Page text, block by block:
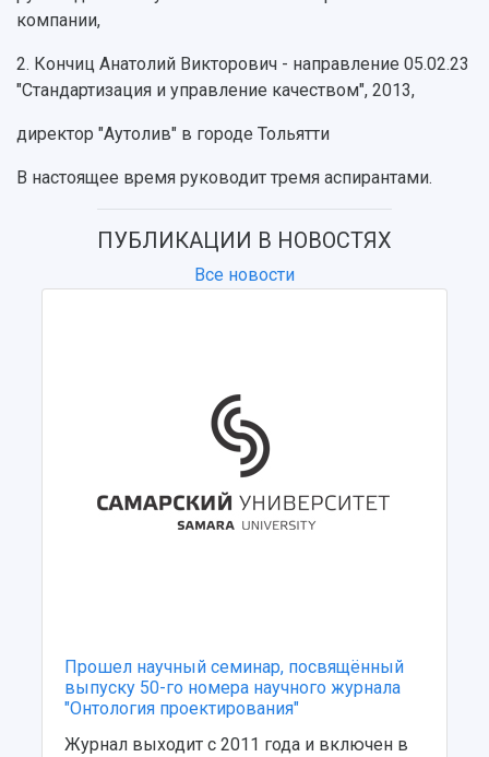
компании,
2. Кончиц Анатолий Викторович - направление 05.02.23
"Стандартизация и управление качеством", 2013,
директор "Аутолив" в городе Тольятти
В настоящее время руководит тремя аспирантами.
ПУБЛИКАЦИИ В НОВОСТЯХ
Все новости
Прошел научный семинар, посвящённый
выпуску 50-го номера научного журнала
"Онтология проектирования"
Журнал выходит с 2011 года и включен в